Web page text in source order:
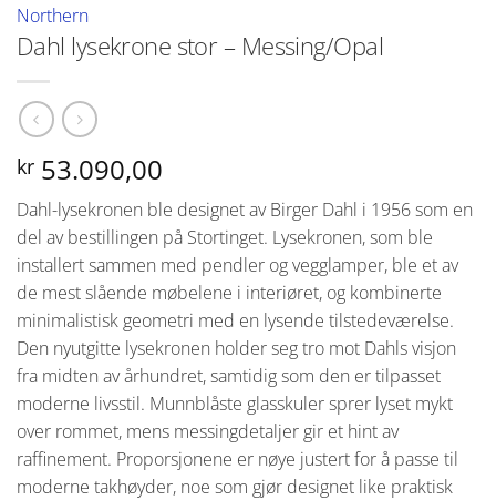
Northern
Dahl lysekrone stor – Messing/Opal
kr 53.090,00
Dahl-lysekronen ble designet av Birger Dahl i 1956 som en
del av bestillingen på Stortinget. Lysekronen, som ble
installert sammen med pendler og vegglamper, ble et av
de mest slående møbelene i interiøret, og kombinerte
minimalistisk geometri med en lysende tilstedeværelse.
Den nyutgitte lysekronen holder seg tro mot Dahls visjon
fra midten av århundret, samtidig som den er tilpasset
moderne livsstil. Munnblåste glasskuler sprer lyset mykt
over rommet, mens messingdetaljer gir et hint av
raffinement. Proporsjonene er nøye justert for å passe til
moderne takhøyder, noe som gjør designet like praktisk